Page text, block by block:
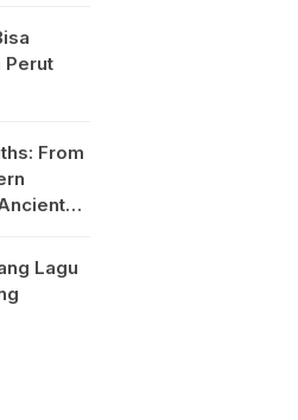
Perut
From
Lagu